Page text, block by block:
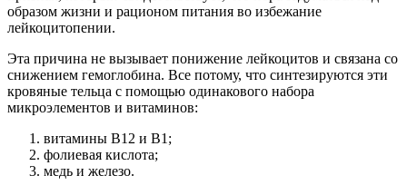
образом жизни и рационом питания во избежание
лейкоцитопении.
Эта причина не вызывает понижение лейкоцитов и связана со
снижением гемоглобина. Все потому, что синтезируются эти
кровяные тельца с помощью одинакового набора
микроэлементов и витаминов:
витамины В12 и В1;
фолиевая кислота;
медь и железо.